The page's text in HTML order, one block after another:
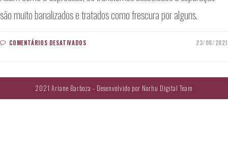
são muito banalizados e tratados como frescura por alguns.
COMENTÁRIOS DESATIVADOSEM 23/08/2021
2021 Ariane Barboza - Desenvolvido por Norhu Digital Team